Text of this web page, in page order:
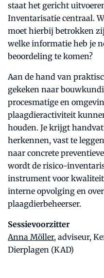
staat het gericht
Inventarisatie centraal.
moet hierbij betrokken
welke informatie heb je
beoordeling te komen?
Aan de hand van
gekeken naar
procesmatige en
plaagdieractiviteit
houden. Je krijgt
herkennen, vast te
naar concrete
wordt de risico-
instrument voor
interne opvolging en
plaagdierbeheerser.
Sessievoorzitter
Anna Möller, adviseur,
Dierplagen (KAD)